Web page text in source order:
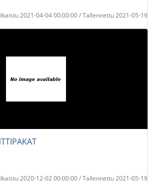
2021-04-04 00:00:00 / Tallennettu 2021-05-19
2020-12-02 00:00:00 / Tallennettu 2021-05-19